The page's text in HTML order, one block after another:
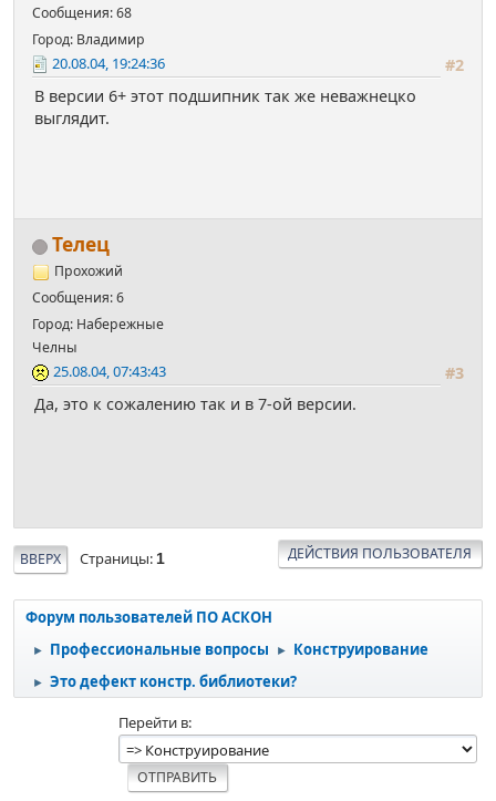
Сообщения: 68
Город: Владимир
#2
20.08.04, 19:24:36
В версии 6+ этот подшипник так же неважнецко
выглядит.
Телец
Прохожий
Сообщения: 6
Город: Набережные
Челны
#3
25.08.04, 07:43:43
Да, это к сожалению так и в 7-ой версии.
ВВЕРХ Страницы 1 ДЕЙСТВИЯ ПОЛЬЗОВАТЕЛЯ
Форум пользователей ПО АСКОН
► Профессиональные вопросы ► Конструирование
► Это дефект констр. библиотеки?
Перейти в